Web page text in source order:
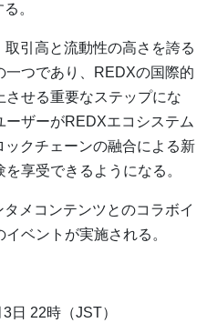
。
引高と流動性の高さを誇る
一つであり、REDXの国際的
せる重要なステップにな
ーザーがREDXエコシステム
クチェーンの融合による新
享受できるようになる。
メコンテンツとのコラボイ
ベントが実施される。
日 22時（JST）